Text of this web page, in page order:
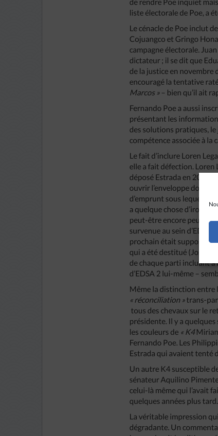
liste électorale de Poe, a
Le cénacle de Poe inclut
Cojuangco et Gringo
campagne électorale.
dictateur ; il se dit que
de la justice en novembre
encouragé la tentative
Marcos » – bien qu’il ait
Fernando Poe a aussi
présentant les
des solutions pratiques,
compétence associée à la
Le fait d’inclure Loren
elle a fait défection. Loren
déposé Estrada en 2001.
ouvrir l’enveloppe dont
d’emprunt sous lequel le
a quelque chose
peut-être encore peu de
survenue au sein d’EDSA
prochain était supposée
qui a été destitué
de chaque parti incluant à
d’EDSA 2 lui-même –
Même la distinction entre
« réconciliation »trans-
tous des chevaux sur le
présidente. Il y a
les couleurs de « K4
Fernando Poe. Les
Estrada qui avaient tenté
Un autre K4 susceptible
sénateur Aquilino
celui-là même qui l’avait
quelques années plus tard.
La véritable impression
dégradante. Un